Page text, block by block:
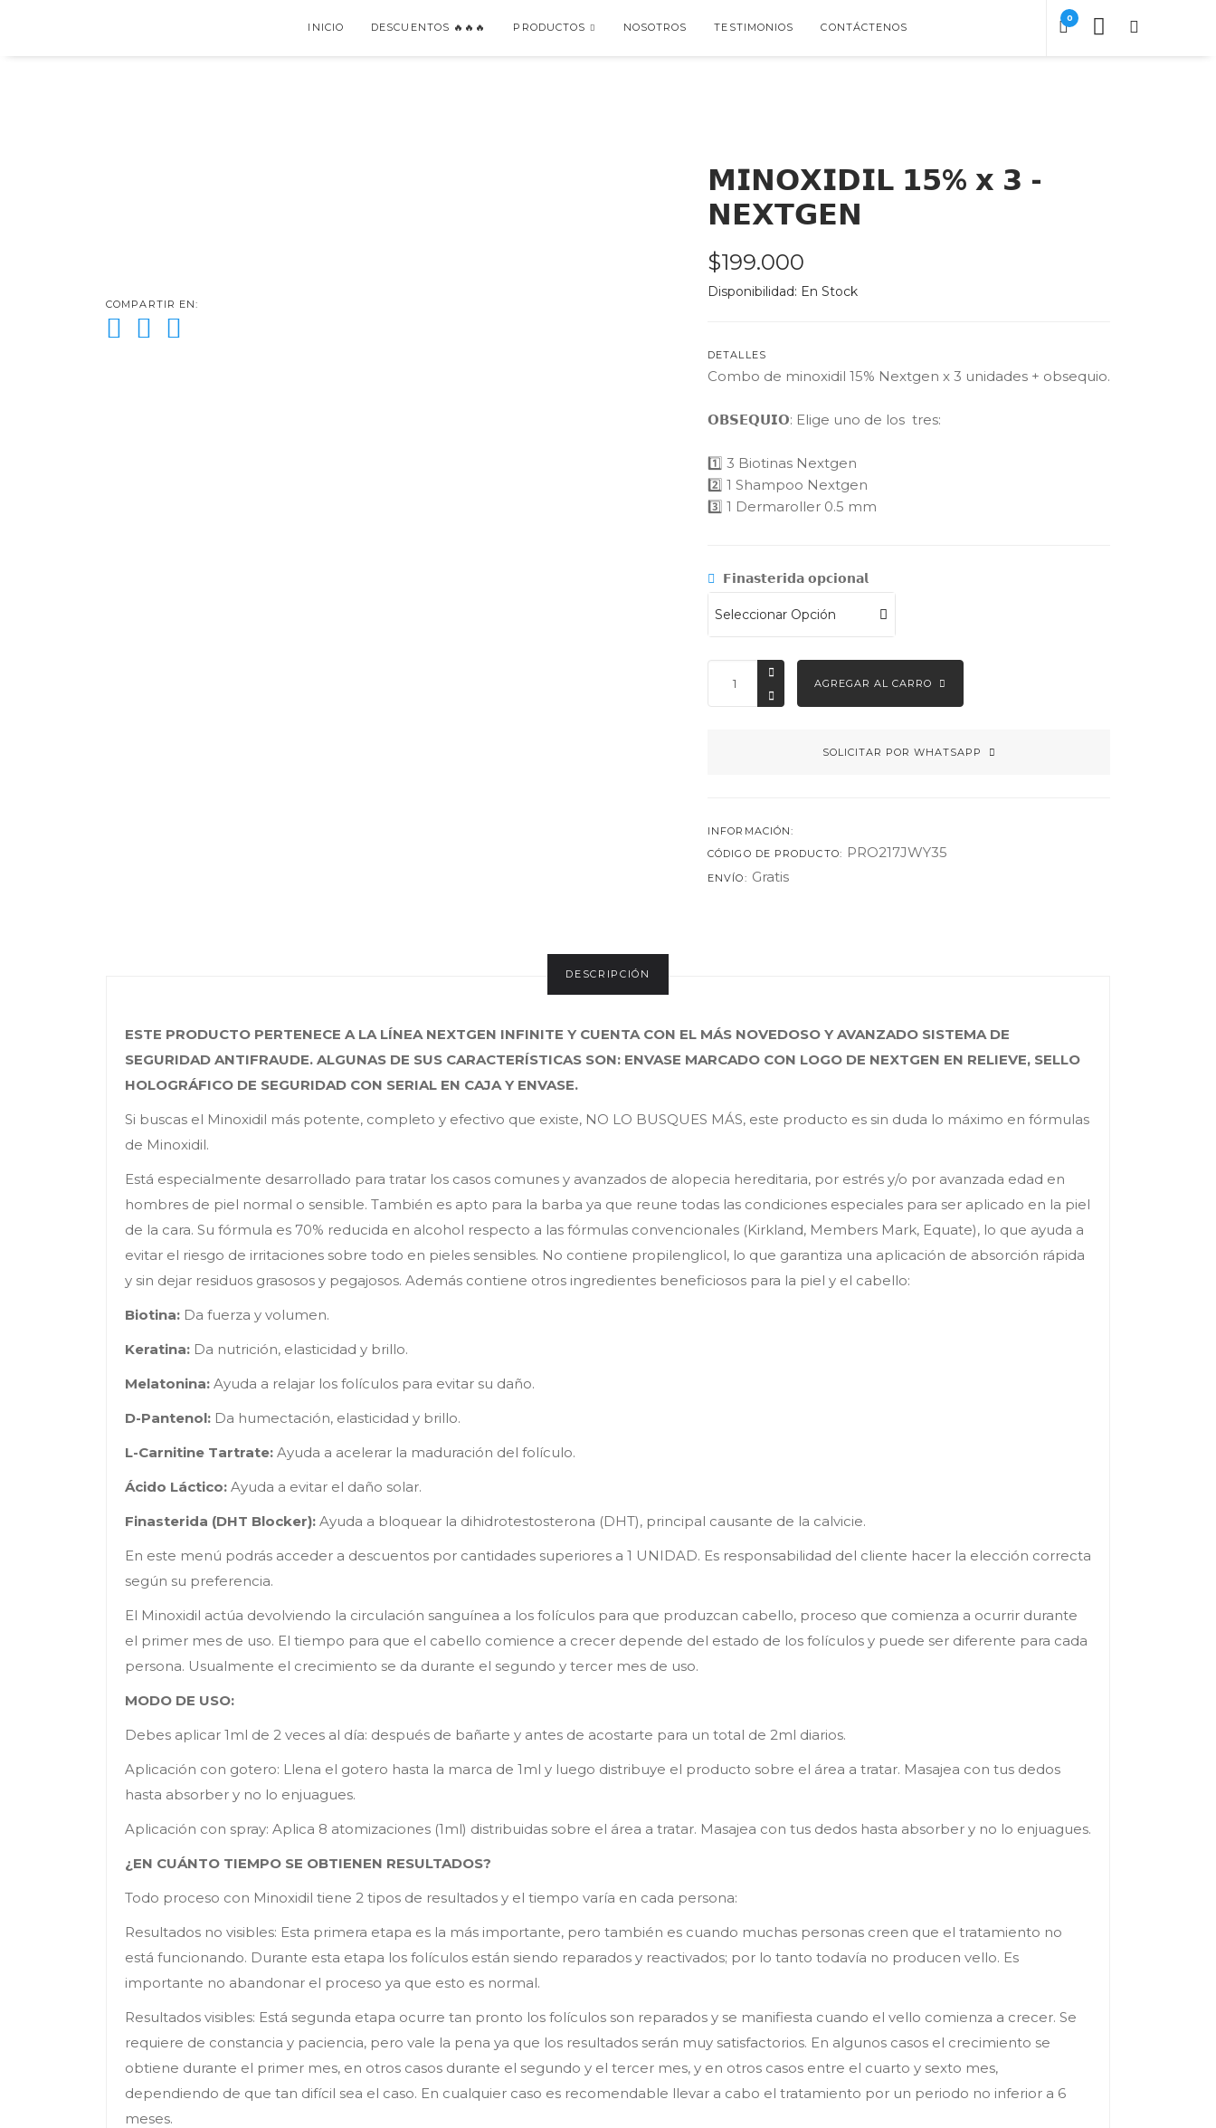
0
INICIO DESCUENTOS 🔥🔥🔥 PRODUCTOS NOSOTROS TESTIMONIOS CONTÁCTENOS
COMPARTIR EN:
𝗠𝗜𝗡𝗢𝗫𝗜𝗗𝗜𝗟 𝟭𝟱% 𝘅 𝟯 -
𝗡𝗘𝗫𝗧𝗚𝗘𝗡
$199.000
Disponibilidad: En Stock
DETALLES
Combo de minoxidil 15% Nextgen x 3 unidades + obsequio.
𝗢𝗕𝗦𝗘𝗤𝗨𝗜𝗢: Elige uno de los  tres:
1️⃣ 3 Biotinas Nextgen
2️⃣ 1 Shampoo Nextgen
3️⃣ 1 Dermaroller 0.5 mm
𝗙𝗶𝗻𝗮𝘀𝘁𝗲𝗿𝗶𝗱𝗮 𝗼𝗽𝗰𝗶𝗼𝗻𝗮𝗹
AGREGAR AL CARRO
SOLICITAR POR WHATSAPP
INFORMACIÓN:
CÓDIGO DE PRODUCTO: PRO217JWY35
ENVÍO: Gratis
DESCRIPCIÓN
ESTE PRODUCTO PERTENECE A LA LÍNEA NEXTGEN INFINITE Y CUENTA CON EL MÁS NOVEDOSO Y AVANZADO SISTEMA DE
SEGURIDAD ANTIFRAUDE. ALGUNAS DE SUS CARACTERÍSTICAS SON: ENVASE MARCADO CON LOGO DE NEXTGEN EN RELIEVE, SELLO
HOLOGRÁFICO DE SEGURIDAD CON SERIAL EN CAJA Y ENVASE.
Si buscas el Minoxidil más potente, completo y efectivo que existe, NO LO BUSQUES MÁS, este producto es sin duda lo máximo en fórmulas
de Minoxidil.
Está especialmente desarrollado para tratar los casos comunes y avanzados de alopecia hereditaria, por estrés y/o por avanzada edad en
hombres de piel normal o sensible. También es apto para la barba ya que reune todas las condiciones especiales para ser aplicado en la piel
de la cara. Su fórmula es 70% reducida en alcohol respecto a las fórmulas convencionales (Kirkland, Members Mark, Equate), lo que ayuda a
evitar el riesgo de irritaciones sobre todo en pieles sensibles. No contiene propilenglicol, lo que garantiza una aplicación de absorción rápida
y sin dejar residuos grasosos y pegajosos. Además contiene otros ingredientes beneficiosos para la piel y el cabello:
Biotina: Da fuerza y volumen.
Keratina: Da nutrición, elasticidad y brillo.
Melatonina: Ayuda a relajar los folículos para evitar su daño.
D-Pantenol: Da humectación, elasticidad y brillo.
L-Carnitine Tartrate: Ayuda a acelerar la maduración del folículo.
Ácido Láctico: Ayuda a evitar el daño solar.
Finasterida (DHT Blocker): Ayuda a bloquear la dihidrotestosterona (DHT), principal causante de la calvicie.
En este menú podrás acceder a descuentos por cantidades superiores a 1 UNIDAD. Es responsabilidad del cliente hacer la elección correcta
según su preferencia.
El Minoxidil actúa devolviendo la circulación sanguínea a los folículos para que produzcan cabello, proceso que comienza a ocurrir durante
el primer mes de uso. El tiempo para que el cabello comience a crecer depende del estado de los folículos y puede ser diferente para cada
persona. Usualmente el crecimiento se da durante el segundo y tercer mes de uso.
MODO DE USO:
Debes aplicar 1ml de 2 veces al día: después de bañarte y antes de acostarte para un total de 2ml diarios.
Aplicación con gotero: Llena el gotero hasta la marca de 1ml y luego distribuye el producto sobre el área a tratar. Masajea con tus dedos
hasta absorber y no lo enjuagues.
Aplicación con spray: Aplica 8 atomizaciones (1ml) distribuidas sobre el área a tratar. Masajea con tus dedos hasta absorber y no lo enjuagues.
¿EN CUÁNTO TIEMPO SE OBTIENEN RESULTADOS?
Todo proceso con Minoxidil tiene 2 tipos de resultados y el tiempo varía en cada persona:
Resultados no visibles: Esta primera etapa es la más importante, pero también es cuando muchas personas creen que el tratamiento no
está funcionando. Durante esta etapa los folículos están siendo reparados y reactivados; por lo tanto todavía no producen vello. Es
importante no abandonar el proceso ya que esto es normal.
Resultados visibles: Está segunda etapa ocurre tan pronto los folículos son reparados y se manifiesta cuando el vello comienza a crecer. Se
requiere de constancia y paciencia, pero vale la pena ya que los resultados serán muy satisfactorios. En algunos casos el crecimiento se
obtiene durante el primer mes, en otros casos durante el segundo y el tercer mes, y en otros casos entre el cuarto y sexto mes,
dependiendo de que tan difícil sea el caso. En cualquier caso es recomendable llevar a cabo el tratamiento por un periodo no inferior a 6
meses.